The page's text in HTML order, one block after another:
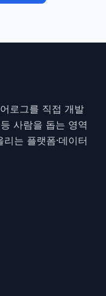
로그를 직접 개발
등 사람을 돕는 영역
는 플랫폼·데이터